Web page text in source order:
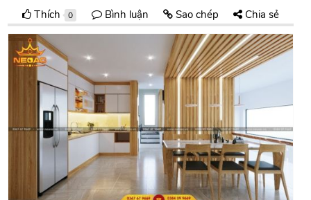
Thích 0 Bình luận Sao chép Chia sẻ